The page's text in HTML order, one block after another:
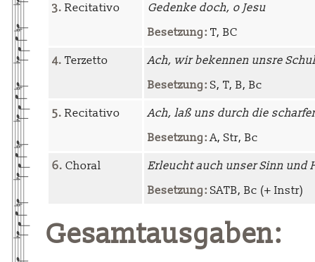
3. Recitativo
Gedenke doch, o Jesu
Besetzung: T, BC
4. Terzetto
Ach, wir bekennen unsre
Besetzung: S, T, B, Bc
5. Recitativo
Ach, laß uns durch die
Besetzung:A, Str, Bc
6. Choral
Erleucht auch unser Sinn und
Besetzung: SATB, Bc (+ Instr)
Gesamtausgaben: